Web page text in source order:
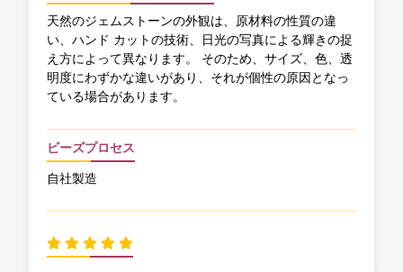
天然のジェムストーンの外観は、原材料の性質の違
い、ハンド カットの技術、日光の写真による輝きの捉
え方によって異なります。 そのため、サイズ、色、透
明度にわずかな違いがあり、それが個性の原因となっ
ている場合があります。
ビーズプロセス
自社製造